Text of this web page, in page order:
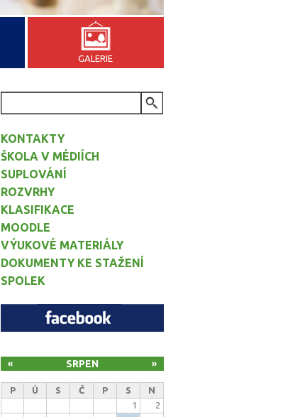
GALERIE
KONTAKTY
ŠKOLA V MÉDIÍCH
SUPLOVÁNÍ
ROZVRHY
KLASIFIKACE
MOODLE
VÝUKOVÉ MATERIÁLY
DOKUMENTY KE STAŽENÍ
SPOLEK
SRPEN
« »
P Ú S Č P S
N
1
2